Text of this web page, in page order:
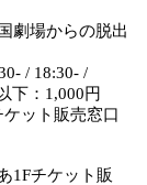
劇場からの脱出
/ 18:30- /
：1,000円
ット販売窓口
1Fチケット販